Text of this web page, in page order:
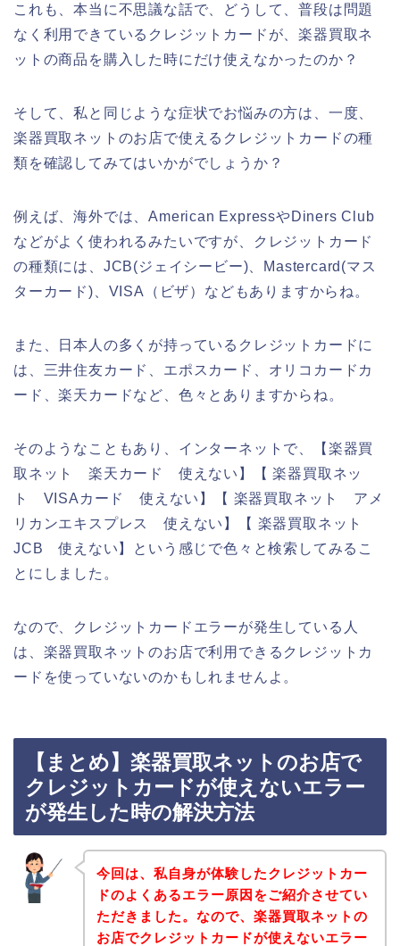
これも、本当に不思議な話で、どうして、普段は問題
なく利用できているクレジットカードが、楽器買取ネ
ットの商品を購入した時にだけ使えなかったのか？
そして、私と同じような症状でお悩みの方は、一度、
楽器買取ネットのお店で使えるクレジットカードの種
類を確認してみてはいかがでしょうか？
例えば、海外では、American ExpressやDiners Club
などがよく使われるみたいですが、クレジットカード
の種類には、JCB(ジェイシービー)、Mastercard(マス
ターカード)、VISA（ビザ）などもありますからね。
また、日本人の多くが持っているクレジットカードに
は、三井住友カード、エポスカード、オリコカードカ
ード、楽天カードなど、色々とありますからね。
そのようなこともあり、インターネットで、【楽器買
取ネット 楽天カード 使えない】【 楽器買取ネッ
ト VISAカード 使えない】【 楽器買取ネット アメ
リカンエキスプレス 使えない】【 楽器買取ネット
JCB 使えない】という感じで色々と検索してみるこ
とにしました。
なので、クレジットカードエラーが発生している人
は、楽器買取ネットのお店で利用できるクレジットカ
ードを使っていないのかもしれませんよ。
【まとめ】楽器買取ネットのお店で
クレジットカードが使えないエラー
が発生した時の解決方法
今回は、私自身が体験したクレジットカー
ドのよくあるエラー原因をご紹介させてい
ただきました。なので、楽器買取ネットの
お店でクレジットカードが使えないエラー